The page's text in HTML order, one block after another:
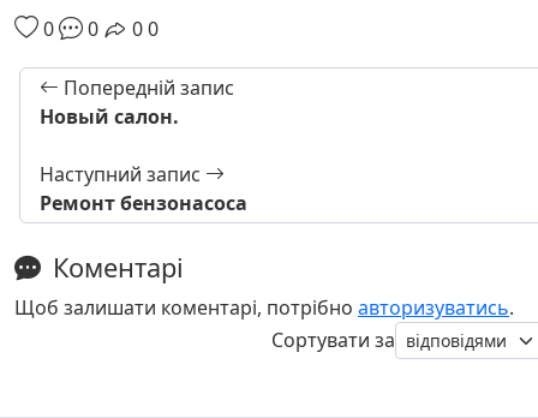
0
0 00
Попередній запис
Новый салон.
Наступний запис
Ремонт бензонасоса
Коментарі
Щоб залишати коментарі, потрібно авторизуватись.
Сортувати за